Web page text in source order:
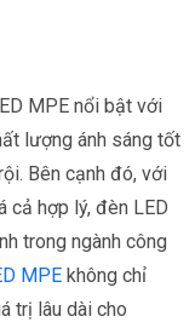
MPE nổi bật với
lượng ánh sáng tốt
Bên cạnh đó, với
cả hợp lý, đèn LED
trong ngành công
MPE không chỉ
trị lâu dài cho